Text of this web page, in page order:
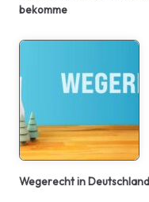
bekomme
Wegerecht in Deutschland